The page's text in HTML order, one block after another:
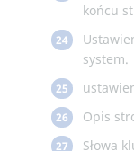
końcu
24
system.
25
26 Opis
27 Słowa